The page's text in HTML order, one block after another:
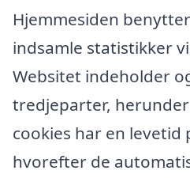
Hjemmesiden
indsamle statistikker
Websitet indeholder
tredjeparter,
cookies har en levetid
hvorefter de